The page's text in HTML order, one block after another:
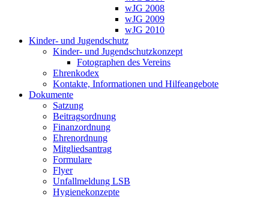
wJG 2008
wJG 2009
wJG 2010
Kinder- und Jugendschutz
Kinder- und Jugendschutzkonzept
Fotographen des Vereins
Ehrenkodex
Kontakte, Informationen und Hilfeangebote
Dokumente
Satzung
Beitragsordnung
Finanzordnung
Ehrenordnung
Mitgliedsantrag
Formulare
Flyer
Unfallmeldung LSB
Hygienekonzepte